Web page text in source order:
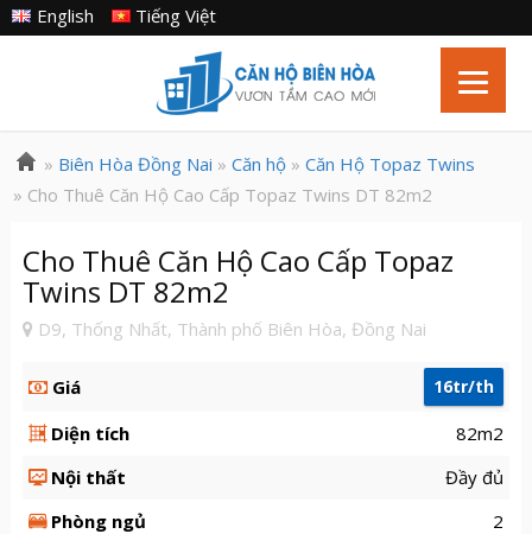
Tiếng Việt
English
» Biên Hòa Đồng Nai » Căn hộ» Căn Hộ Topaz Twins
» Cho Thuê Căn Hộ Cao Cấp Topaz Twins DT 82m2
Cho Thuê Căn Hộ Cao Cấp Topaz
Twins DT 82m2
D9, Thống Nhất, Thành phố Biên Hòa, Đồng Nai
Giá 16tr/th
Diện tích
82m2
Nội thất
Đầy đủ
Phòng ngủ
2